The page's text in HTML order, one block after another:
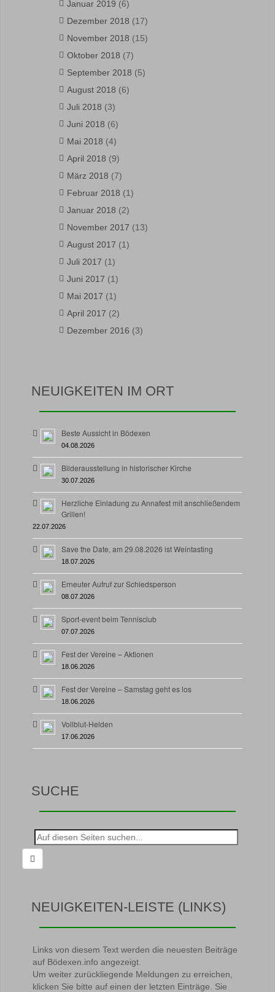
Januar 2019 (6)
Dezember 2018 (17)
November 2018 (15)
Oktober 2018 (7)
September 2018 (5)
August 2018 (6)
Juli 2018 (3)
Juni 2018 (6)
Mai 2018 (4)
April 2018 (9)
März 2018 (7)
Februar 2018 (1)
Januar 2018 (2)
November 2017 (13)
August 2017 (1)
Juli 2017 (1)
Juni 2017 (1)
Mai 2017 (1)
April 2017 (2)
Dezember 2016 (3)
NEUIGKEITEN IM ORT
Beste Aussicht in Bödexen
04.08.2026
Bilderausstellung in historischer Kirche
30.07.2026
Herzliche Einladung zu Annafest mit anschließendem
Grillen!
22.07.2026
Save the Date, am 29.08.2026 ist Weintasting
18.07.2026
Erneuter Aufruf zur Schiedsperson
08.07.2026
Sport-event beim Tennisclub
07.07.2026
Fest der Vereine – Aktionen
18.06.2026
Fest der Vereine – Samstag geht es los
18.06.2026
Vollblut-Helden
17.06.2026
SUCHE
Suche
nach:
NEUIGKEITEN-LEISTE (LINKS)
Links von diesem Text werden die neuesten Beiträge
auf Bödexen.info angezeigt.
Um weiter zurückliegende Meldungen zu erreichen,
klicken Sie bitte auf einen der letzten Einträge. Sie